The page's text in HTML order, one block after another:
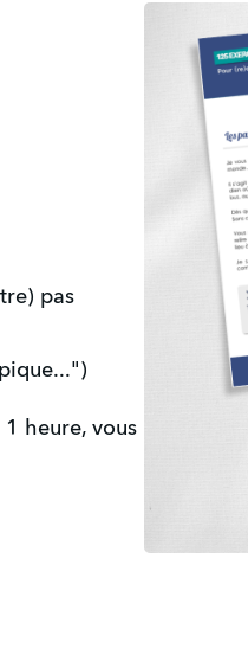
pas
heure, vous